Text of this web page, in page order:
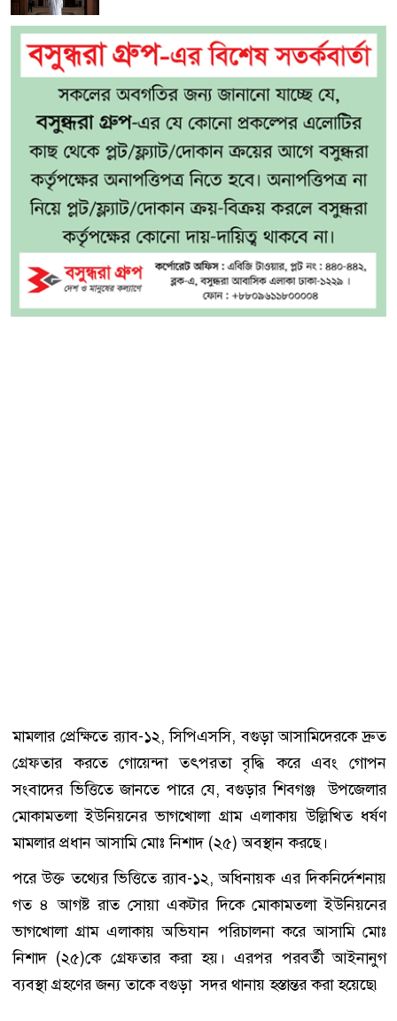
মামলার প্রেক্ষিতে র‌্যাব-১২, সিপিএসসি, বগুড়া আসামিদেরকে দ্রুত
গ্রেফতার করতে গোয়েন্দা তৎপরতা বৃদ্ধি করে এবং গোপন
সংবাদের ভিত্তিতে জানতে পারে যে, বগুড়ার শিবগঞ্জ উপজেলার
মোকামতলা ইউনিয়নের ভাগখোলা গ্রাম এলাকায় উল্লিখিত ধর্ষণ
মামলার প্রধান আসামি মোঃ নিশাদ (২৫) অবস্থান করছে।
পরে উক্ত তথ্যের ভিত্তিতে র‌্যাব-১২, অধিনায়ক এর দিকনির্দেশনায়
গত ৪ আগষ্ট রাত সোয়া একটার দিকে মোকামতলা ইউনিয়নের
ভাগখোলা গ্রাম এলাকায় অভিযান পরিচালনা করে আসামি মোঃ
নিশাদ (২৫)কে গ্রেফতার করা হয়। এরপর পরবর্তী আইনানুগ
ব্যবস্থা গ্রহণের জন্য তাকে বগুড়া সদর থানায় হস্তান্তর করা হয়েছে৷